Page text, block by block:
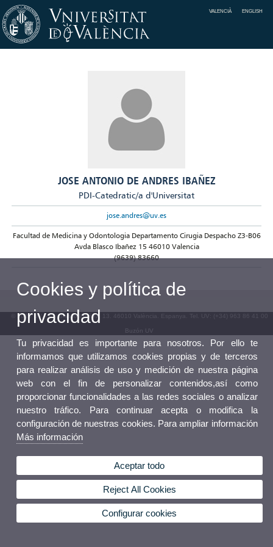
VALENCIÀ ENGLISH
JOSE ANTONIO DE ANDRES IBAÑEZ
PDI-Catedratic/a d'Universitat
jose.andres@uv.es
Facultad de Medicina y Odontologia Departamento Cirugia Despacho Z3-B06
Avda Blasco Ibañez 15 46010 Valencia
(9639) 83660
© 2026 UV. - Av. Blasco Ibáñez, 13. 46010 València. Espanya. Tel. UV: (+34) 963 86 41 00
Buzón UV
Cookies y política de
privacidad
Tu privacidad es importante para nosotros. Por ello te
informamos que utilizamos cookies propias y de terceros
para realizar análisis de uso y medición de nuestra página
web con el fin de personalizar contenidos,así como
proporcionar funcionalidades a las redes sociales o analizar
nuestro tráfico. Para continuar acepta o modifica la
configuración de nuestras cookies. Para ampliar información
Más información
Aceptar todo
Reject All Cookies
Configurar cookies